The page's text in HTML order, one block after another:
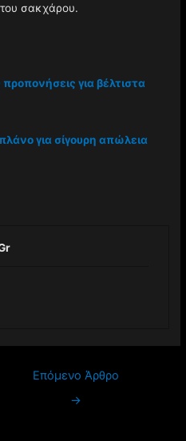
σακχάρου.
για βέλτιστα
για σίγουρη απώλεια
Επόμενο Άρθρο
→